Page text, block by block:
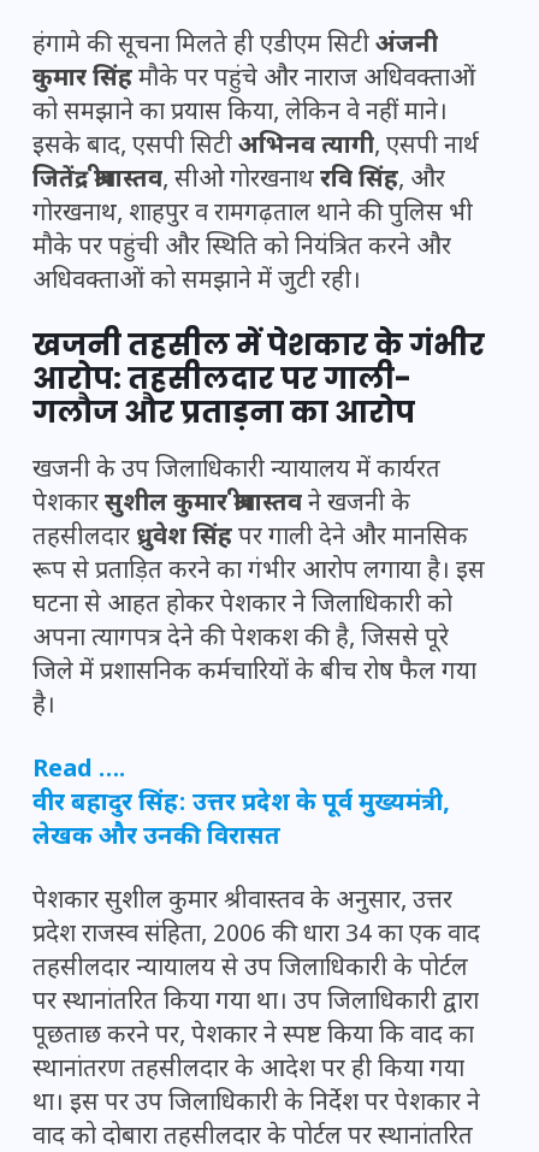
हंगामे की सूचना मिलते ही एडीएम सिटीअंजनी
कुमार सिंहमौके पर पहुंचे और नाराज अधिवक्ताओं
को समझाने का प्रयास किया, लेकिन वे नहीं माने।
इसके बाद, एसपी सिटीअभिनव त्यागी, एसपी नार्थ
जितेंद्र श्रीवास्तव, सीओ गोरखनाथरवि सिंह, और
गोरखनाथ, शाहपुर व रामगढ़ताल थाने की पुलिस भी
मौके पर पहुंची और स्थिति को नियंत्रित करने और
अधिवक्ताओं को समझाने में जुटी रही।
खजनी तहसील में पेशकार के गंभीर
आरोप: तहसीलदार पर गाली-
गलौज और प्रताड़ना का आरोप
खजनी के उप जिलाधिकारी न्यायालय में कार्यरत
पेशकारसुशील कुमार श्रीवास्तवने खजनी के
तहसीलदार ध्रुवेश सिंहपर गाली देने और मानसिक
रूप से प्रताड़ित करने का गंभीर आरोप लगाया है। इस
घटना से आहत होकर पेशकार ने जिलाधिकारी को
अपना त्यागपत्र देने की पेशकश की है, जिससे पूरे
जिले में प्रशासनिक कर्मचारियों के बीच रोष फैल गया
है।
Read ….
वीर बहादुर सिंह: उत्तर प्रदेश के पूर्व मुख्यमंत्री,
लेखक और उनकी विरासत
पेशकार सुशील कुमार श्रीवास्तव के अनुसार, उत्तर
प्रदेश राजस्व संहिता, 2006 की धारा 34 का एक वाद
तहसीलदार न्यायालय से उप जिलाधिकारी के पोर्टल
पर स्थानांतरित किया गया था। उप जिलाधिकारी द्वारा
पूछताछ करने पर, पेशकार ने स्पष्ट किया कि वाद का
स्थानांतरण तहसीलदार के आदेश पर ही किया गया
था। इस पर उप जिलाधिकारी के निर्देश पर पेशकार ने
वाद को दोबारा तहसीलदार के पोर्टल पर स्थानांतरित